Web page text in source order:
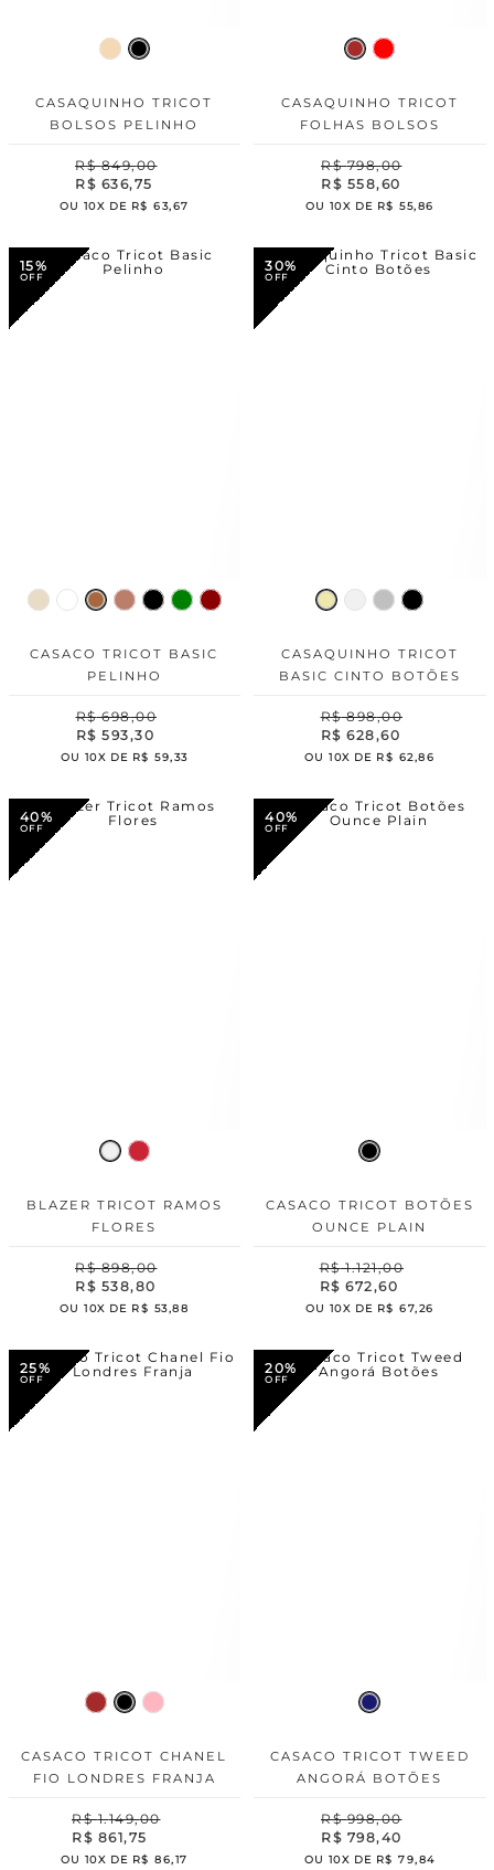
CASAQUINHO TRICOT
BOLSOS PELINHO
R$ 849,00
R$ 636,75
OU 10X DE R$ 63,67
CASAQUINHO TRICOT
FOLHAS BOLSOS
R$ 798,00
R$ 558,60
OU 10X DE R$ 55,86
15%
CASACO TRICOT BASIC
PELINHO
R$ 698,00
R$ 593,30
OU 10X DE R$ 59,33
30%
CASAQUINHO TRICOT
BASIC CINTO BOTÕES
R$ 898,00
R$ 628,60
OU10X DE R$ 62 ,86
40%
BLAZER TRICOT RAMOS
FLORES
R$ 898,00
R$ 538,80
OU10X DE R$ 53,88
40%
CASACO TRICOT BOTÕES
OUNCE PLAIN
R$ 1.121,00
R$ 672,60
OU 10X DE R$ 67,26
25%
CASACO TRICOT CHANEL
FIO LONDRES FRANJA
R$ 1.149,00
R$ 861,75
OU 10X DE R$ 86,17
20%
CASACO TRICOT TWEED
ANGORÁ BOTÕES
R$ 998,00
R$ 798,40
OU 10X DE R$ 79,84